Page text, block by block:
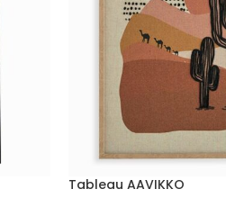
Tableau AAVIKKO